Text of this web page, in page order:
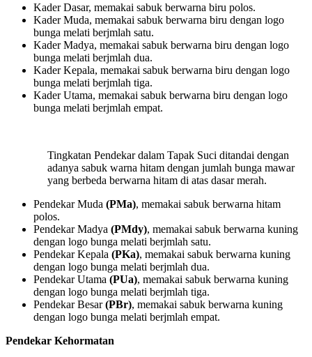
Kader Dasar, memakai sabuk berwarna biru polos.
Kader Muda, memakai sabuk berwarna biru dengan logo
bunga melati berjmlah satu.
Kader Madya, memakai sabuk berwarna biru dengan logo
bunga melati berjmlah dua.
Kader Kepala, memakai sabuk berwarna biru dengan logo
bunga melati berjmlah tiga.
Kader Utama, memakai sabuk berwarna biru dengan logo
bunga melati berjmlah empat.
Tingkatan Pendekar dalam Tapak Suci ditandai dengan
adanya sabuk warna hitam dengan jumlah bunga mawar
yang berbeda berwarna hitam di atas dasar merah.
Pendekar Muda (PMa), memakai sabuk berwarna hitam
polos.
Pendekar Madya (PMdy), memakai sabuk berwarna kuning
dengan logo bunga melati berjmlah satu.
Pendekar Kepala (PKa), memakai sabuk berwarna kuning
dengan logo bunga melati berjmlah dua.
Pendekar Utama (PUa), memakai sabuk berwarna kuning
dengan logo bunga melati berjmlah tiga.
Pendekar Besar(PBr), memakai sabuk berwarna kuning
dengan logo bunga melati berjmlah empat.
Pendekar Kehormatan